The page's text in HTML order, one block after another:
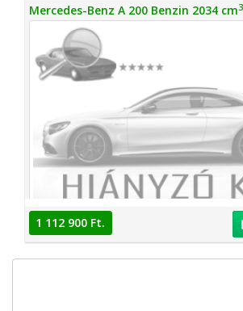
Mercedes-Benz A 200 Benzin 2034 cm3
1 112 900 Ft.